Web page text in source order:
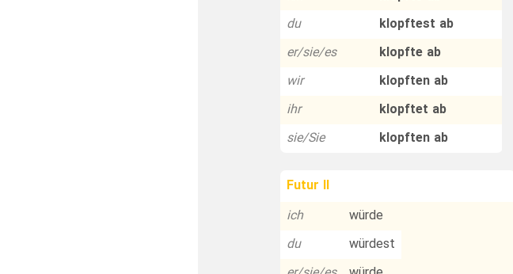
du
klopftest ab
er/sie/es
klopfte ab
wir
klopften ab
ihr
klopftet ab
sie/Sie
klopften ab
Futur II
ich
würde
du
würdest